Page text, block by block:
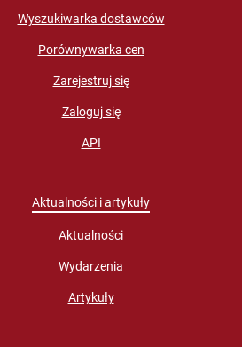
Wyszukiwarka dostawców
Porównywarka cen
Zarejestruj się
Zaloguj się
API
Aktualności i artykuły
Aktualności
Wydarzenia
Artykuły